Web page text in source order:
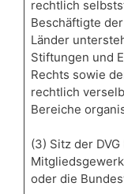
rechtlich
Beschäftigte
Länder
Stiftungen und
Rechts sowie
rechtlich
Bereiche
(3) Sitz der
oder die